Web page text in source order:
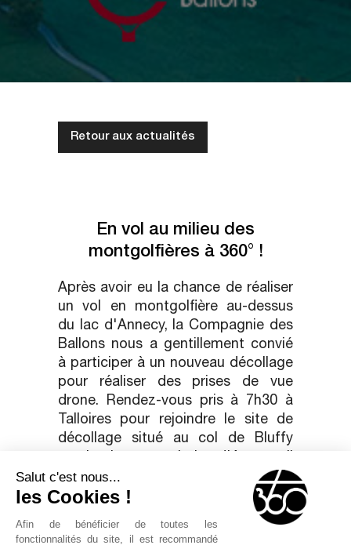
Retour aux actualités
En vol au milieu des
montgolfières à 360° !
Après avoir eu la chance de réaliser
un vol en montgolfière au-dessus
du lac d'Annecy, la Compagnie des
Ballons nous a gentillement convié
à participer à un nouveau décollage
pour réaliser des prises de vue
drone. Rendez-vous pris à 7h30 à
Talloires pour rejoindre le site de
décollage situé au col de Bluffy
faut faire vite pour se mettre en
place, une fois en vol on ne sait pas
où vont se diriger les montgolfières.
En quelques minutes les 2 ballons
Salut c'est nous...
les Cookies !
Afin de bénéficier de toutes les
fonctionnalités du site, il est recommandé